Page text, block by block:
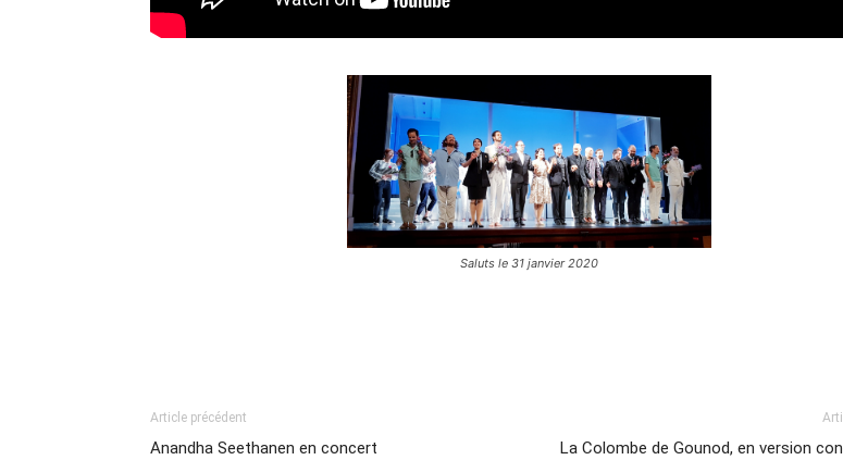
Saluts le 31 janvier 2020
Article précédent
Anandha Seethanen en concert
La Colombe de Gounod, en version